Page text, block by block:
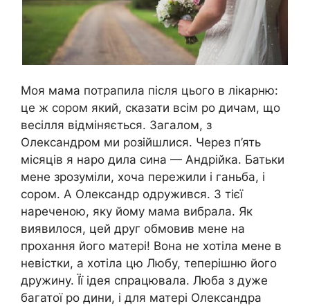
Моя мама потрапила після цього в лікарню:
це ж сором який, сказати всім ро дичам, що
весілля відміняється. Загалом, з
Олександром ми розійшлися. Через п’ять
місяців я наро дила сина — Андрійка. Батьки
мене зрозуміли, хоча пережили і ганьба, і
сором. А Олександр одружився. З тієї
нареченою, яку йому мама вибрала. Як
виявилося, цей друг обмовив мене на
прохання його матері! Вона не хотіла мене в
невістки, а хотіла цю Любу, теперішню його
дружину. Її ідея спрацювала. Люба з дуже
багатої ро дини, і для матері Олександра